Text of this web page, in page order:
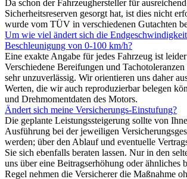
Da schon der Fahrzeughersteller für
Sicherheitsreserven gesorgt hat, ist dies nicht
wurde vom TÜV in verschiedenen Gutachten
Um wie viel ändert sich die
Beschleunigung von 0-100 km/h?
Eine exakte Angabe für jedes Fahrzeug ist
Verschiedene Bereifungen und Tachotoleranzen
sehr unzuverlässig. Wir orientieren uns daher
Werten, die wir auch reproduzierbar belegen
und Drehmomentdaten des Motors.
Ändert sich meine Versicherungs-Einstufung?
Die geplante Leistungssteigerung sollte von
Ausführung bei der jeweiligen
werden; über den Ablauf und eventuelle
Sie sich ebenfalls beraten lassen. Nur in den
uns über eine Beitragserhöhung oder ähnliches
Regel nehmen die Versicherer die Maßnahme